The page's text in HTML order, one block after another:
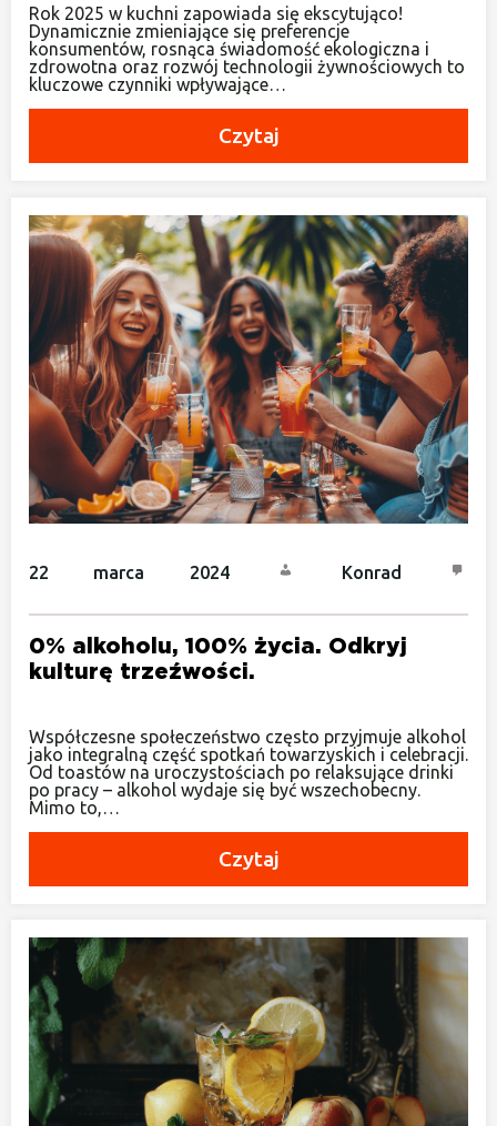
Rok 2025 w kuchni zapowiada się ekscytująco!
Dynamicznie zmieniające się preferencje
konsumentów, rosnąca świadomość ekologiczna i
zdrowotna oraz rozwój technologii żywnościowych to
kluczowe czynniki wpływające…
Czytaj
22 marca 2024 Konrad
0% alkoholu, 100% życia. Odkryj
kulturę trzeźwości.
Współczesne społeczeństwo często przyjmuje alkohol
jako integralną część spotkań towarzyskich i celebracji.
Od toastów na uroczystościach po relaksujące drinki
po pracy – alkohol wydaje się być wszechobecny.
Mimo to,…
Czytaj